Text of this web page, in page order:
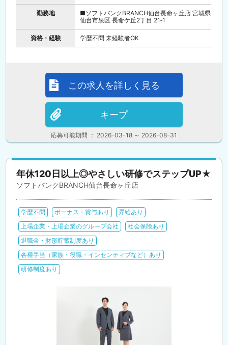
勤務地
■ソフトバンクBRANCH仙台長命ヶ丘店 宮城県
仙台市泉区 長命ケ丘2丁目 21‐1
資格・経験 学歴不問 未経験者OK
応募可能期間 ： 2026-03-18 ～ 2026-08-31
この求人を詳しく見る
キープ
年休120日以上◎やさしい研修でステップUP★
ソフトバンクBRANCH仙台長命ヶ丘店
学歴不問 ボーナス・賞与あり
昇給あり
上場企業・上場企業のグループ会社
社会保険あり
退職金・財形貯蓄制度あり
各種手当（家族・役職・インセンティブなど）あり
研修制度あり